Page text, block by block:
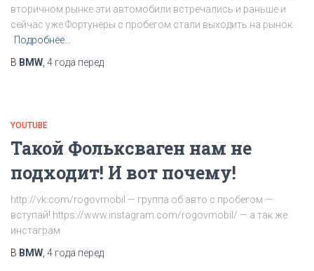
вторичном рынке эти автомобили встречались и раньше и
сейчас уже Фортунеры с пробегом стали выходить на рынок.
Подробнее…
В BMW 4 года перед
YOUTUBE
Такой Фольксваген нам не
подходит! И вот почему!
http://vk.com/rogovmobil — группа об авто с пробегом —
вступай! https://www.instagram.com/rogovmobil/ — а так же
инстаграм
В BMW 4 года перед